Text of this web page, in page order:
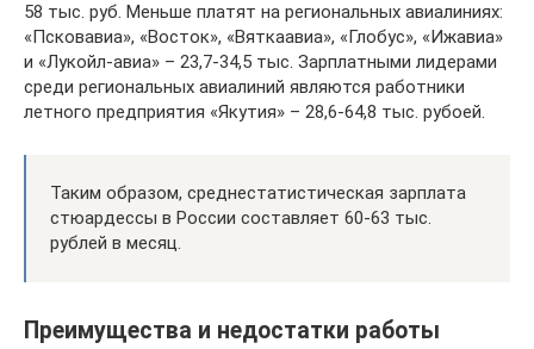
58 тыс. руб. Меньше платят на региональных авиалиниях:
«Псковавиа», «Восток», «Вяткаавиа», «Глобус», «Ижавиа»
и «Лукойл-авиа» – 23,7-34,5 тыс. Зарплатными лидерами
среди региональных авиалиний являются работники
летного предприятия «Якутия» – 28,6-64,8 тыс. рубоей.
Таким образом, среднестатистическая зарплата
стюардессы в России составляет 60-63 тыс.
рублей в месяц.
Преимущества и недостатки работы